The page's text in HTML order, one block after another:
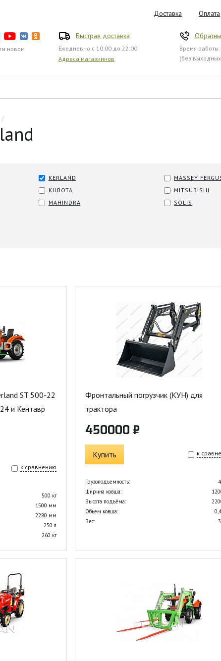
Доставка Оплата
новом
Быстрая доставка
Ежедневно с 10:00 до 22:00
Адреса магазиинов
Время
(без
/
KERLAND
KUBOTA
MAHINDRA
MASSEY
MITSUBISHI
SOLIS
ST 500-22
и Кентавр
к сравнению
500 кг
1500 мм
2280 мм
250 л
260 кг
Фронтальный погрузчик (КУН) для
трактора
450000 ₽
Купить к
Грузоподъемность:
Ширина ковша:
Высота подъёма:
Объем ковша:
Вес: